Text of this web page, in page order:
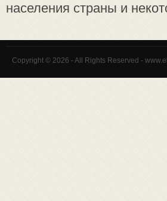
населения страны и
Copyright © 2026 - All Rights Reserved -